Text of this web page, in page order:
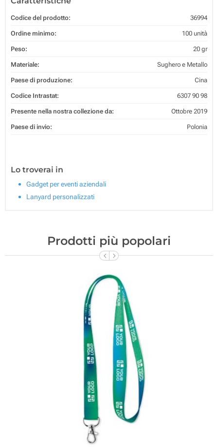
Codice del prodotto: 36994
Ordine minimo: 100 unità
Peso: 20 gr
Materiale: Sughero e Metallo
Paese di produzione: Cina
Codice Intrastat: 6307 90 98
Presente nella nostra collezione da: Ottobre 2019
Paese di invio: Polonia
Lo troverai in
Gadget per eventi aziendali
Lanyard personalizzati
Prodotti più popolari